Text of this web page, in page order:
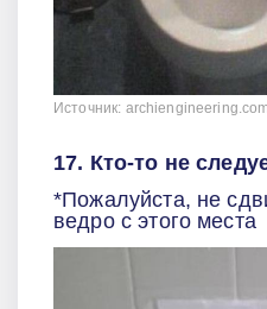
Источник: archiengineering.com
17. Кто-то не
*Пожалуйста, не
ведро с этого места